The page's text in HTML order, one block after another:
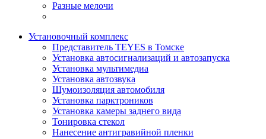
Разные мелочи
Установочный комплекс
Представитель TEYES в Томске
Установка автосигнализаций и автозапуска
Установка мультимедиа
Установка автозвука
Шумоизоляция автомобиля
Установка парктроников
Установка камеры заднего вида
Тонировка стекол
Нанесение антигравийной пленки